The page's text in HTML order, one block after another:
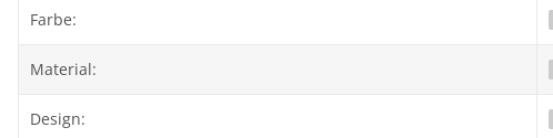
Farbe:
Material:
Design: